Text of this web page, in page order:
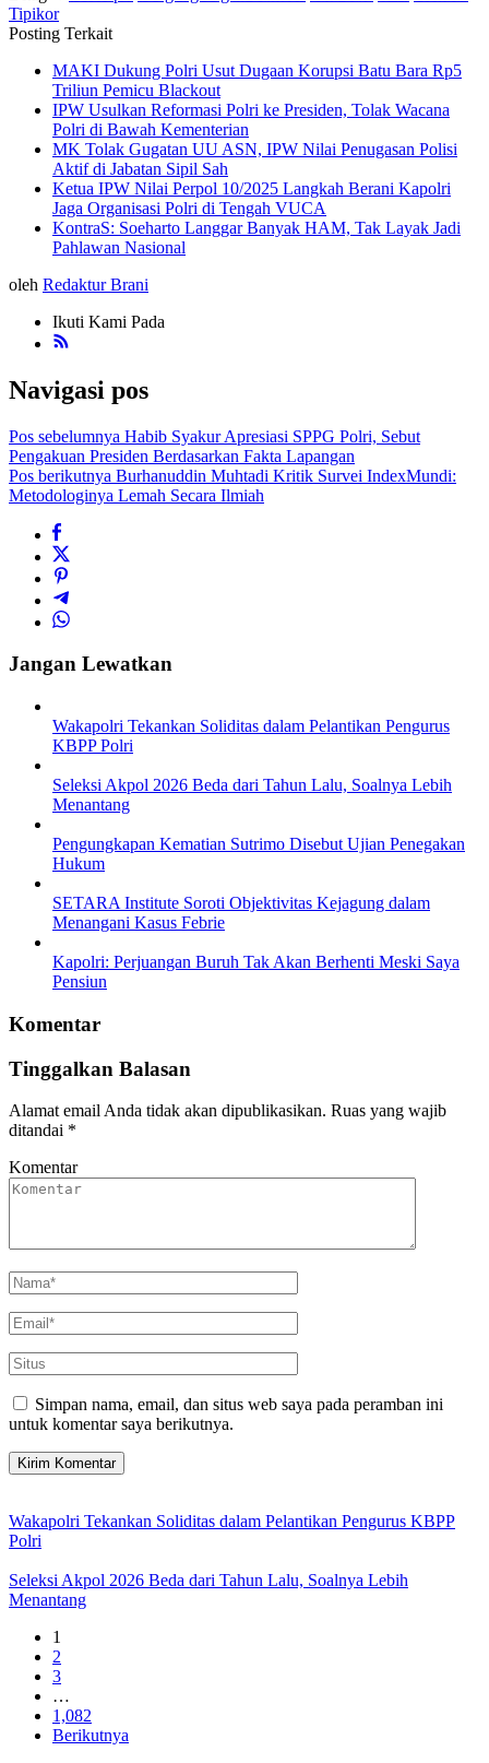
Tipikor
Posting Terkait
MAKI Dukung Polri Usut Dugaan Korupsi Batu Bara Rp5
Triliun Pemicu Blackout
IPW Usulkan Reformasi Polri ke Presiden, Tolak Wacana
Polri di Bawah Kementerian
MK Tolak Gugatan UU ASN, IPW Nilai Penugasan Polisi
Aktif di Jabatan Sipil Sah
Ketua IPW Nilai Perpol 10/2025 Langkah Berani Kapolri
Jaga Organisasi Polri di Tengah VUCA
KontraS: Soeharto Langgar Banyak HAM, Tak Layak Jadi
Pahlawan Nasional
oleh Redaktur Brani
Ikuti Kami Pada
Navigasi pos
Pos sebelumnya Habib Syakur Apresiasi SPPG Polri, Sebut
Pengakuan Presiden Berdasarkan Fakta Lapangan
Pos berikutnya Burhanuddin Muhtadi Kritik Survei IndexMundi:
Metodologinya Lemah Secara Ilmiah
Jangan Lewatkan
Wakapolri Tekankan Soliditas dalam Pelantikan Pengurus
KBPP Polri
Seleksi Akpol 2026 Beda dari Tahun Lalu, Soalnya Lebih
Menantang
Pengungkapan Kematian Sutrimo Disebut Ujian Penegakan
Hukum
SETARA Institute Soroti Objektivitas Kejagung dalam
Menangani Kasus Febrie
Kapolri: Perjuangan Buruh Tak Akan Berhenti Meski Saya
Pensiun
Komentar
Tinggalkan Balasan
Alamat email Anda tidak akan dipublikasikan. Ruas yang wajib
ditandai *
Komentar
Simpan nama, email, dan situs web saya pada peramban ini
untuk komentar saya berikutnya.
Wakapolri Tekankan Soliditas dalam Pelantikan Pengurus KBPP
Polri
Seleksi Akpol 2026 Beda dari Tahun Lalu, Soalnya Lebih
Menantang
1
2
3
…
1,082
Berikutnya